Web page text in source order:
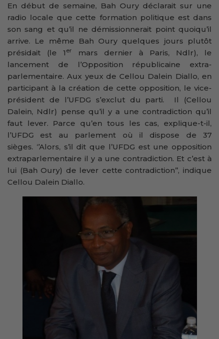
En début de semaine, Bah Oury déclarait sur une
radio locale que cette formation politique est dans
son sang et qu’il ne démissionnerait point quoiqu’il
arrive. Le même Bah Oury quelques jours plutôt
présidait (le 1 er
mars dernier à Paris, Ndlr), le
lancement de l’Opposition républicaine extra-
parlementaire. Aux yeux de Cellou Dalein Diallo, en
participant à la création de cette opposition, le vice-
président de l’UFDG s’exclut du parti. Il (Cellou
Dalein, Ndlr) pense qu’il y a une contradiction qu’il
faut lever. Parce qu’en tous les cas, explique-t-il,
l’UFDG est au parlement où il dispose de 37
sièges. ‘’Alors, s’il dit que l’UFDG est une opposition
extraparlementaire il y a une contradiction. Et c’est à
lui (Bah Oury) de lever cette contradiction’’, indique
Cellou Dalein Diallo.